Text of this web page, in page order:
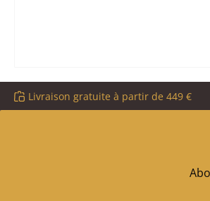
Livraison gratuite à partir de 449 €